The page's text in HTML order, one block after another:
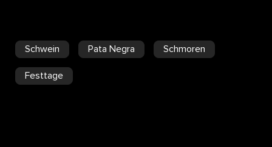
auf seinem Blog.
Schwein Pata Negra Schmoren
Festtage